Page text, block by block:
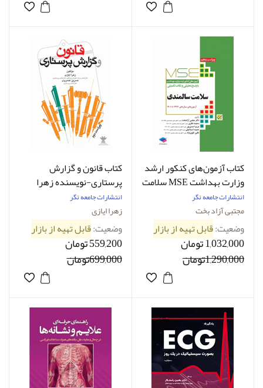
کتاب آزمون‌های کنکور ارشد
وزارت بهداشت MSE سلامت
سالمندی-نویسنده دکتر
مجتبی آزادبخت
انتشارات جامعه نگر
مجتبی آزاد بخت
وضعیت:قابل تهیه از بازار
1,032,000 تومان
1,290,000تومان
کتاب قانون و گزارش
پرستاری-نویسنده زهرا
ایازی
انتشارات جامعه نگر
زهرا ایازی
وضعیت:قابل تهیه از بازار
559,200 تومان
699,000تومان